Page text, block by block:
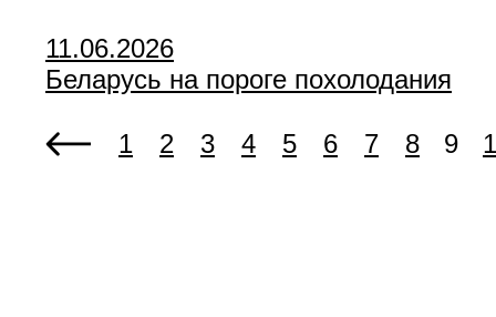
11.06.2026
Беларусь на пороге похолодания
1 2 3 4 5 6 7 8 9